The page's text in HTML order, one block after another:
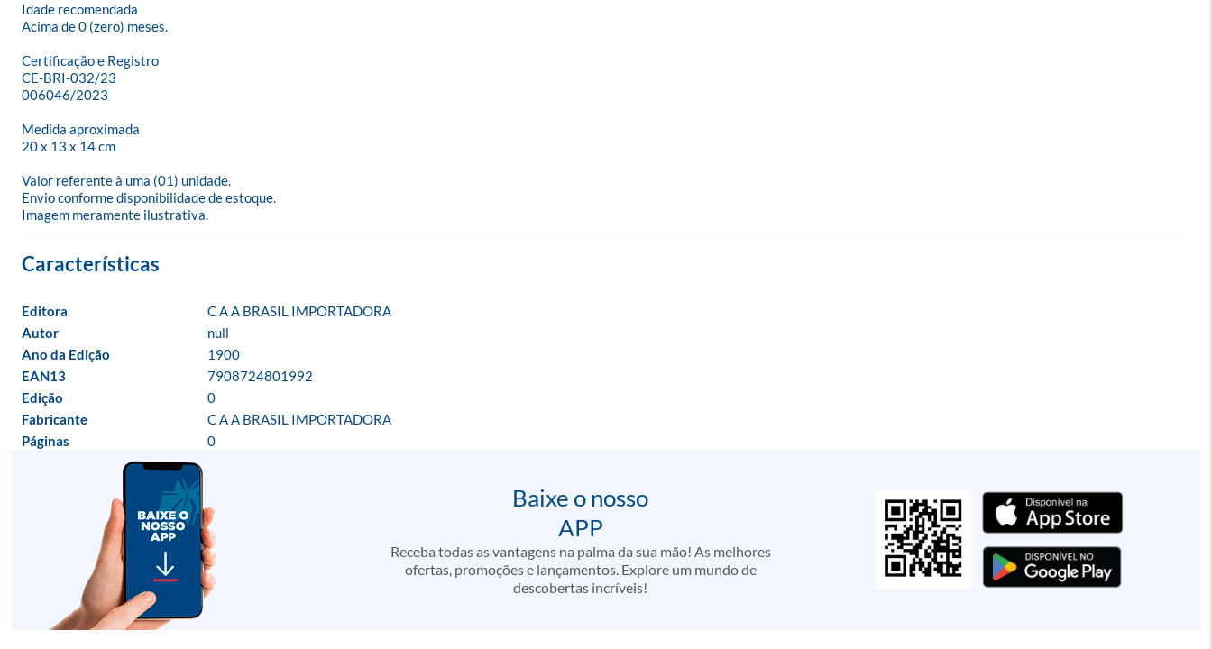
Idade recomendada
Acima de 0 (zero) meses.
Certificação e Registro
CE-BRI-032/23
006046/2023
Medida aproximada
20 x 13 x 14 cm
Valor referente à uma (01) unidade.
Envio conforme disponibilidade de estoque.
Imagem meramente ilustrativa.
Editora
C A A BRASIL IMPORTADORA
Autor
null
Ano da Edição
1900
EAN13
7908724801992
Edição
0
Fabricante
C A A BRASIL IMPORTADORA
Páginas
0
Baixe o nosso
APP
Receba todas as vantagens na palma da sua mão! As melhores
ofertas, promoções e lançamentos. Explore um mundo de
descobertas incríveis!